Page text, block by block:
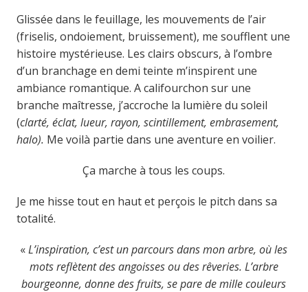
Glissée dans le feuillage, les mouvements de l’air
(friselis, ondoiement, bruissement), me soufflent une
histoire mystérieuse. Les clairs obscurs, à l’ombre
d’un branchage en demi teinte m’inspirent une
ambiance romantique. A califourchon sur une
branche maîtresse, j’accroche la lumière du soleil
(clarté, éclat, lueur, rayon, scintillement, embrasement,
halo). Me voilà partie dans une aventure en voilier.
Ça marche à tous les coups.
Je me hisse tout en haut et perçois le pitch dans sa
totalité.
«L’inspiration, c’est un parcours dans mon arbre, où les
mots reflètent des angoisses ou des rêveries. L’arbre
bourgeonne, donne des fruits, se pare de mille couleurs